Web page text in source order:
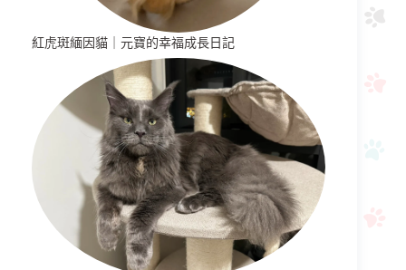
紅虎斑緬因貓｜元寶的幸福成長日記